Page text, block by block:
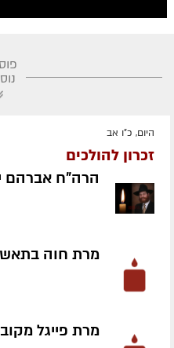
היום, כ"ו אב
זכרון להולכים
הרה"ח אברהם
מרת חוה
מרת פייגל